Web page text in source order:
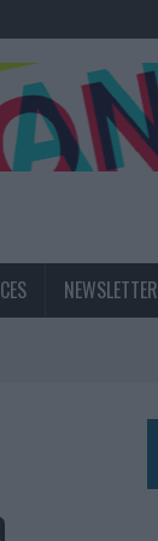
NEWSLETTER